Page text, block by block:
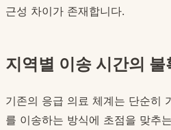
근성 차이가 존재합니다.
지역별 이송 시간의 불
기존의 응급 의료 체계는 단순히
를 이송하는 방식에 초점을 맞추